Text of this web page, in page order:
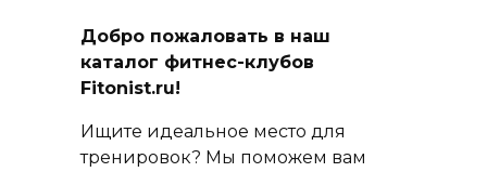
Добро пожаловать в наш
каталог фитнес-клубов
Fitonist.ru!
Ищите идеальное место для
тренировок? Мы поможем вам